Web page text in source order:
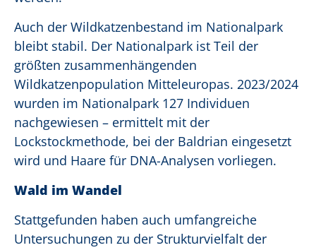
Auch der Wildkatzenbestand im Nationalpark
bleibt stabil. Der Nationalpark ist Teil der
größten zusammenhängenden
Wildkatzenpopulation Mitteleuropas. 2023/2024
wurden im Nationalpark 127 Individuen
nachgewiesen – ermittelt mit der
Lockstockmethode, bei der Baldrian eingesetzt
wird und Haare für DNA-Analysen vorliegen.
Wald im Wandel
Stattgefunden haben auch umfangreiche
Untersuchungen zu der Strukturvielfalt der